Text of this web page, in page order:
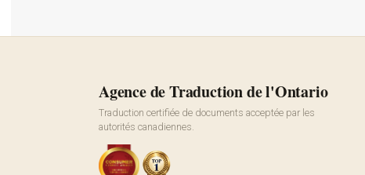
Agence de Traduction de l'Ontario
Traduction certifiée de documents acceptée par les
autorités canadiennes.